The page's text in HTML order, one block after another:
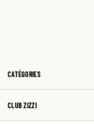
CATÉGORIES
CLUB ZIZZI